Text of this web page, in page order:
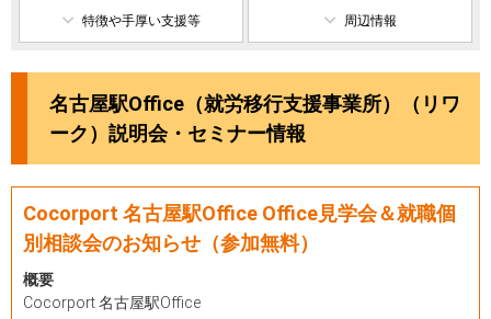
特徴や手厚い支援等 周辺情報
名古屋駅Office（就労移行支援事業所）（リワ
ーク）説明会・セミナー情報
Cocorport 名古屋駅Office Office見学会＆就職個
別相談会のお知らせ（参加無料）
概要
Cocorport 名古屋駅Office